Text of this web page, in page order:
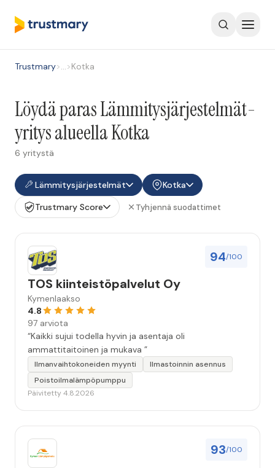
Trustmary>…>Kotka
Löydä paras Lämmitysjärjestelmät-
yritys alueella Kotka
6 yritystä
Lämmitysjärjestelmät
Kotka
Trustmary Score
Tyhjennä suodattimet
94/100
TOS kiinteistöpalvelut Oy
Kymenlaakso
4.8
97 arviota
“Kaikki sujui todella hyvin ja asentaja oli
ammattitaitoinen ja mukava ”
Ilmanvaihtokoneiden myynti
Ilmastoinnin asennus
Poistoilmalämpöpumppu
Päivitetty 4.8.2026
93/100